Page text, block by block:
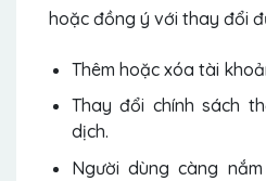
hoặc đồng ý với thay đổi
Thêm hoặc xóa tài
Thay đổi chính sách
dịch.
Người dùng càng